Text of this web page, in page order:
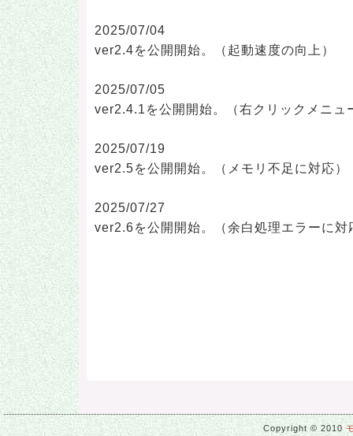
2025/07/04
ver2.4を公開開始。（起動速度の向上）
2025/07/05
ver2.4.1を公開開始。（右クリックメニュ
2025/07/19
ver2.5を公開開始。（メモリ不足に対応）
2025/07/27
ver2.6を公開開始。（余白処理エラーに対
Copyright © 2010